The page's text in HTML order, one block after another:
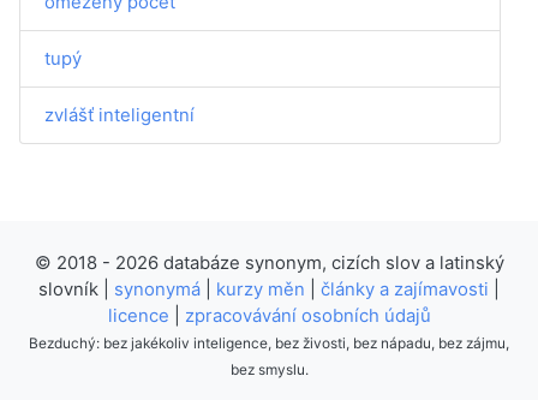
tupý
zvlášť inteligentní
© 2018 - 2026 databáze synonym, cizích slov a latinský
slovník | synonymá kurzy měn články a zajímavosti
licence
zpracovávání osobních údajů
Bezduchý: bez jakékoliv inteligence, bez živosti, bez nápadu, bez zájmu,
bez smyslu.